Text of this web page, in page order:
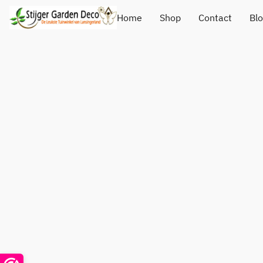
Home Shop Contact